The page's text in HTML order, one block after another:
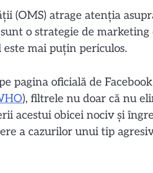
(OMS) atrage atenția
o strategie de
mai puțin periculos.
pagina oficială de
), filtrele nu doar că nu
acestui obicei nociv și
a cazurilor unui tip